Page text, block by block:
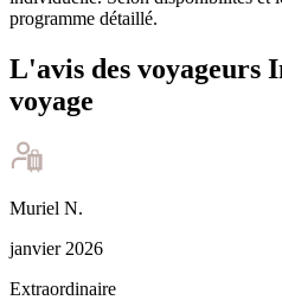
programme détaillé.
L'avis des voyageurs
voyage
Muriel N.
janvier 2026
Extraordinaire